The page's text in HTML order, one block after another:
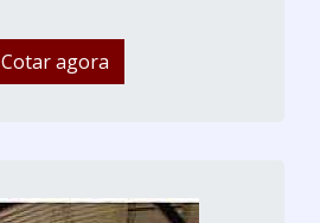
Cotar agora